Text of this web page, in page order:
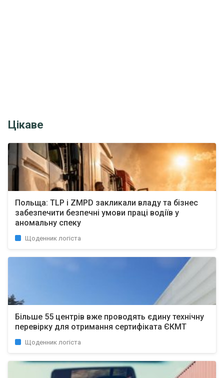
Цікаве
Польща: TLP і ZMPD закликали владу та бізнес
забезпечити безпечні умови праці водіїв у
аномальну спеку
Щоденник логіста
Більше 55 центрів вже проводять єдину технічну
перевірку для отримання сертифіката ЄКМТ
Щоденник логіста